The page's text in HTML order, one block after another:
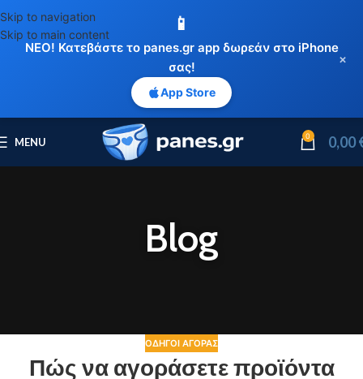
📱
ΝΕΟ! Κατεβάστε το panes.gr app δωρεάν στο iPhone
σας!
App Store
×
Skip to navigation
Skip to main content
MENU 0 0,00
Blog
ΟΔΗΓΟΊ ΑΓΟΡΆΣ
Πώς να αγοράσετε προϊόντα